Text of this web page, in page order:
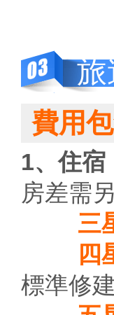
旅
費用
1、住宿
房差需
三
四
標準修